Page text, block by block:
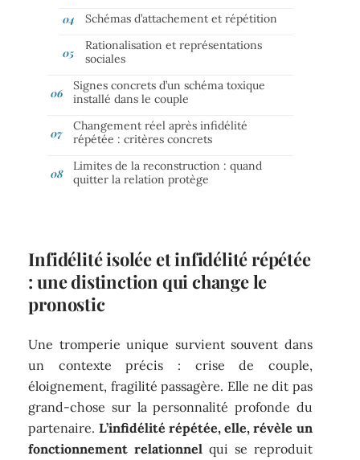
Schémas d’attachement et répétition
Rationalisation et représentations
sociales
Signes concrets d’un schéma toxique
installé dans le couple
Changement réel après infidélité
répétée : critères concrets
Limites de la reconstruction : quand
quitter la relation protège
Infidélité isolée et infidélité répétée
: une distinction qui change le
pronostic
Une tromperie unique survient souvent dans
un contexte précis : crise de couple,
éloignement, fragilité passagère. Elle ne dit pas
grand-chose sur la personnalité profonde du
partenaire. L’infidélité répétée, elle, révèle un
fonctionnement relationnel qui se reproduit